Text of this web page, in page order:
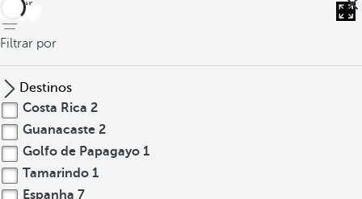
voltar
Filtrar por
Destinos
Costa Rica 2
Guanacaste 2
Golfo de Papagayo 1
Tamarindo 1
Espanha 7